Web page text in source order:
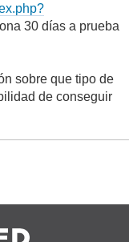
30 días a prueba
sobre que tipo de
de conseguir